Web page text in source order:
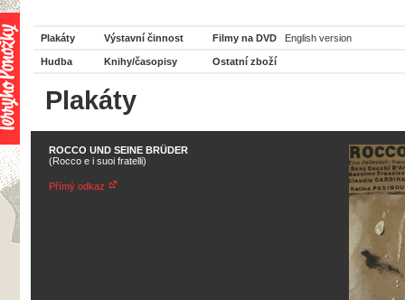
Plakáty Výstavní činnost Filmy na DVD English version
Hudba Knihy/časopisy Ostatní zboží
Plakáty
ROCCO UND SEINE BRÜDER
(Rocco e i suoi fratelli)
Přímý odkaz